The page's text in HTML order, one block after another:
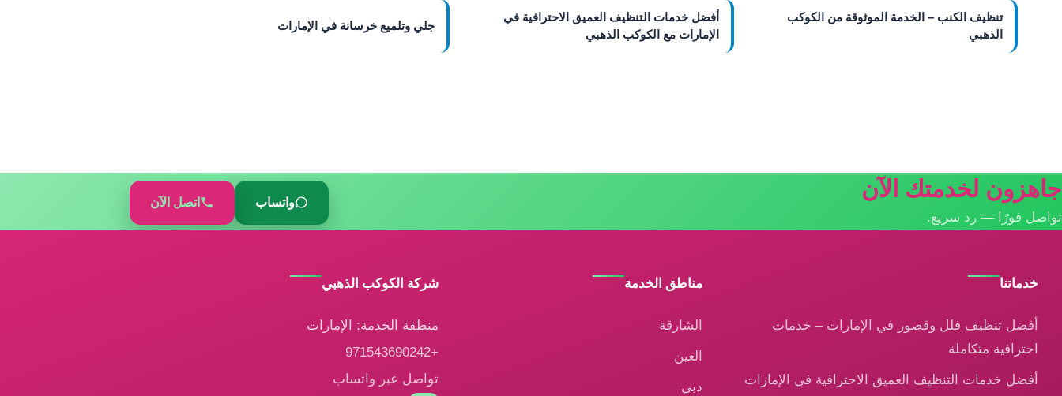
تنظيف الكنب – الخدمة الموثوقة من الكوكب
الذهبي
أفضل خدمات التنظيف العميق الاحترافية في
الإمارات مع الكوكب الذهبي
جلي وتلميع خرسانة في الإمارات
جاهزون لخدمتك الآن
تواصل فورًا — رد سريع.
واتساب اتصل الآن
خدماتنا
أفضل تنظيف فلل وقصور في الإمارات – خدمات
احترافية متكاملة
أفضل خدمات التنظيف العميق الاحترافية في الإمارات
مناطق الخدمة
الشارقة
العين
دبي
شركة الكوكب الذهبي
منطقة الخدمة: الإمارات
+971543690242
تواصل عبر واتساب